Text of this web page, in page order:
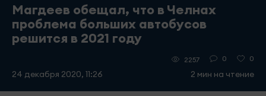
Магдеев обещал, что в Челнах
проблема больших автобусов
решится в 2021 году
24 декабря 2020, 11:26
2257 0 0
2 мин на чтение